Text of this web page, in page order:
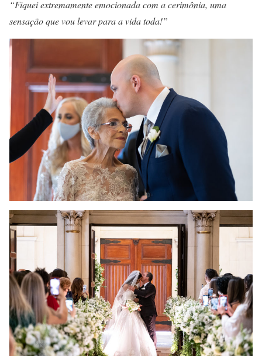
“Fiquei extremamente emocionada com a cerimônia, uma
sensação que vou levar para a vida toda!”